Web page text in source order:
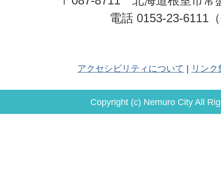
電話 0153-23-6111
アクセシビリティについて リンク
Copyright (c) Nemuro City All